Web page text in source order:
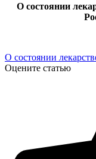
О состоянии
О состоянии
Оцените статью